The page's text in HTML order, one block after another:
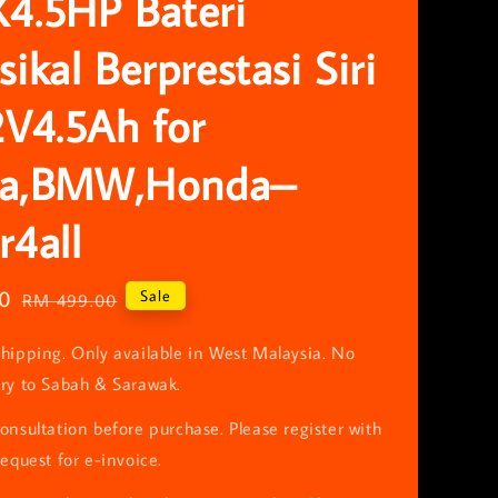
Berprestasi Siri
for
Regular
RM 499.00 Sale
Only available in West Malaysia. No
to Sabah & Sarawak.
before purchase. Please register with
for e-invoice.